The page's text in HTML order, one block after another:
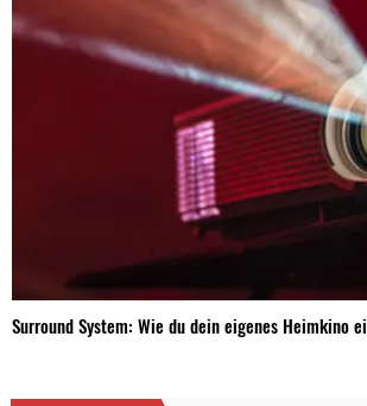
Surround System: Wie du dein eigenes Heimkino